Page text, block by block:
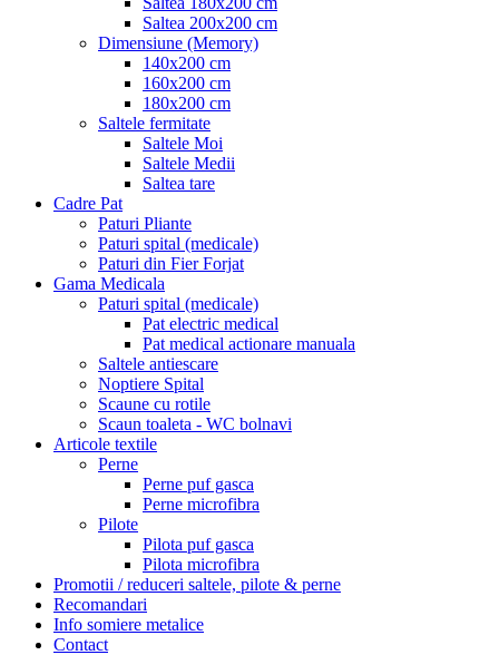
Saltea 200x200 cm
Dimensiune (Memory)
140x200 cm
160x200 cm
180x200 cm
Saltele fermitate
Saltele Moi
Saltele Medii
Saltea tare
Cadre Pat
Paturi Pliante
Paturi spital (medicale)
Paturi din Fier Forjat
Gama Medicala
Paturi spital (medicale)
Pat electric medical
Pat medical actionare manuala
Saltele antiescare
Noptiere Spital
Scaune cu rotile
Scaun toaleta - WC bolnavi
Articole textile
Perne
Perne puf gasca
Perne microfibra
Pilote
Pilota puf gasca
Pilota microfibra
Promotii / reduceri saltele, pilote & perne
Recomandari
Info somiere metalice
Contact